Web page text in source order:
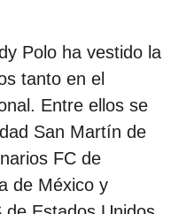
Polo ha vestido la
tanto en el
Entre ellos se
San Martín de
FC de
de México y